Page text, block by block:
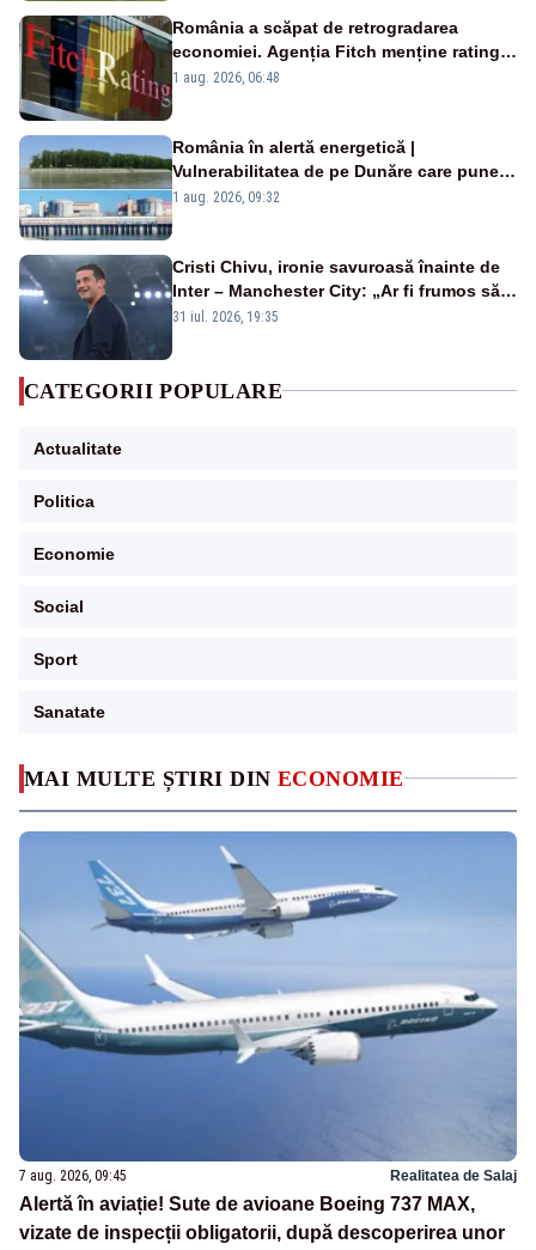
MAI MULTE ȘTIRI DIN ECONOMIE
7 aug. 2026, 09:45 Realitatea de Salaj
Alertă în aviație! Sute de avioane Boeing 737 MAX,
vizate de inspecții obligatorii, după descoperirea unor
România a scăpat de retrogradarea
economiei. Agenția Fitch menține ratingul
„BBB-” cu perspectivă negativă
1 aug. 2026, 06:48
România în alertă energetică |
Vulnerabilitatea de pe Dunăre care pune
în pericol Centrala Cernavodă era
1 aug. 2026, 09:32
Cristi Chivu, ironie savuroasă înainte de
Inter – Manchester City: „Ar fi frumos să
mai cumpărați și de la noi”
31 iul. 2026, 19:35
CATEGORII POPULARE
Actualitate
Politica
Economie
Social
Sport
Sanatate